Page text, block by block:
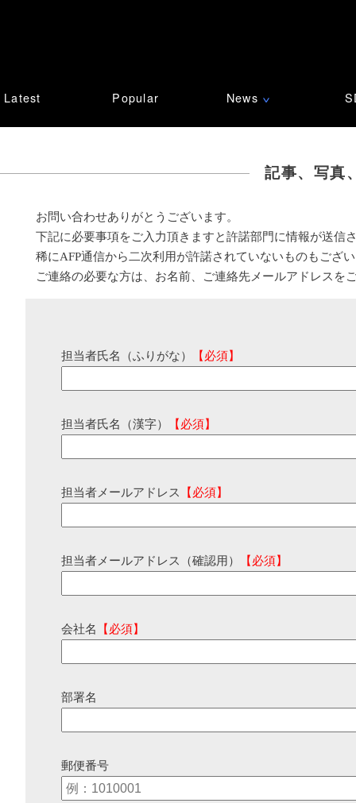
Latest Popular News ∨
記事、写真
お問い合わせありがとうございます。
下記に必要事項をご入力頂きますと許諾部門に情報が送信
稀にAFP通信から二次利用が許諾されていないものもござ
ご連絡の必要な方は、お名前、ご連絡先メールアドレスを
担当者氏名（ふりがな） 【必須】
担当者氏名（漢字） 【必須】
担当者メールアドレス 【必須】
担当者メールアドレス（確認用） 【必須】
会社名 【必須】
部署名
郵便番号